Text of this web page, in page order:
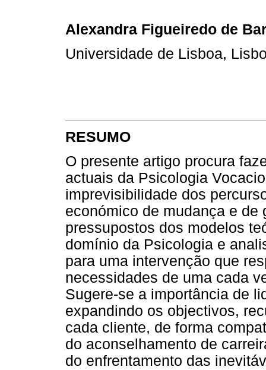
Alexandra Figueiredo de
Universidade de Lisboa,
RESUMO
O presente artigo procura
actuais da Psicologia
imprevisibilidade dos
económico de mudança e
pressupostos dos modelos
domínio da Psicologia e
para uma intervenção que
necessidades de uma cada
Sugere-se a importância de
expandindo os objectivos,
cada cliente, de forma
do aconselhamento de
do enfrentamento das